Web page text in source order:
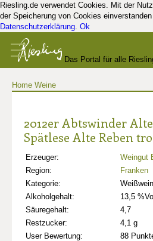
Riesling.de verwendet Cookies. Mit der
der Speicherung von Cookies
Datenschutzerklärung. Ok
Das Portal für alle
Home Weine
2012er Abtswinder
Spätlese Alte Reben
Erzeuger:
Weingut
Region:
Franken
Kategorie:
Alkoholgehalt:
13,5
Säuregehalt:
4,7
Restzucker:
4,1 g
User Bewertung:
88